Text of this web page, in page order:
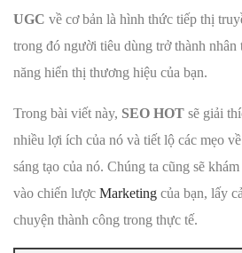
UGC về cơ bản là hình thức tiếp thị
trong đó người tiêu dùng trở thành nhân
năng hiển thị thương hiệu của bạn.
Trong bài viết này, SEO HOT sẽ giải
nhiều lợi ích của nó và tiết lộ các mẹo
sáng tạo của nó. Chúng ta cũng sẽ
vào chiến lược Marketing của bạn, lấy
chuyện thành công trong thực tế.